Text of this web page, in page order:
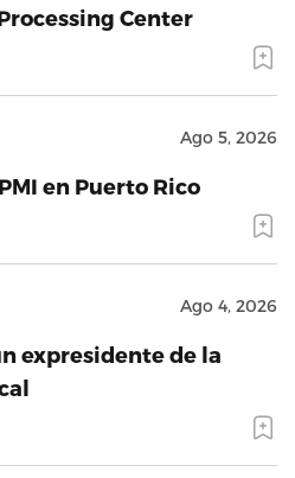
Center
Ago 5, 2026
en Puerto Rico
Ago 4, 2026
expresidente de la